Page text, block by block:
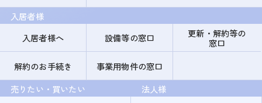
入居者様
入居者様へ
設備等の窓口
更新・解約等の
窓口
解約のお手続き
事業用物件の窓口
売りたい・買いたい
法人様